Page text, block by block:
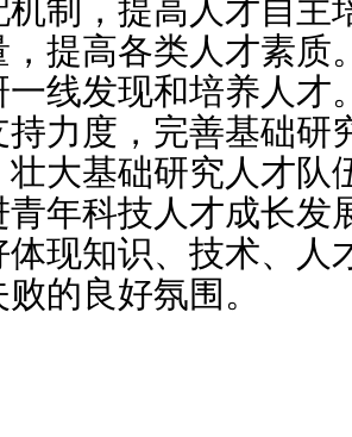
机制，提高人才自主
，提高各类人才素质
一线发现和培养人才
持力度，完善基础研
壮大基础研究人才队
青年科技人才成长发
体现知识、技术、人
的良好氛围。